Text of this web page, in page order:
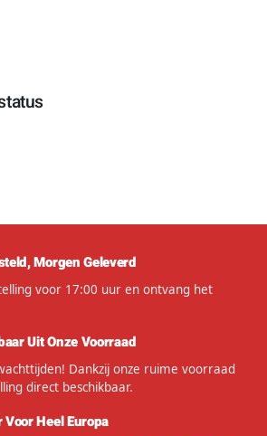
Morgen Geleverd
voor 17:00 uur en ontvang het
Uit Onze Voorraad
Dankzij onze ruime voorraad
direct beschikbaar.
Heel Europa